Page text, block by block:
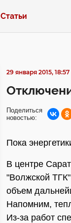
Статьи
29 января 2015, 18:57
Поделиться
новостью:
Пока
В центре
"Волжской
объем
Напомним,
Из-за работ